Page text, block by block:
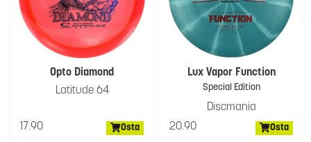
Opto Diamond
Latitude 64
17.90 Osta
Lux Vapor Function
Special Edition
Discmania
20.90
Osta